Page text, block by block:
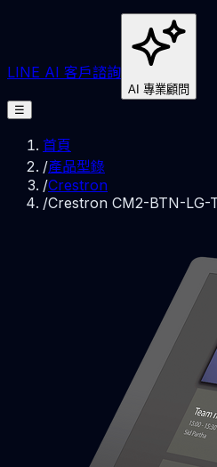
LINE AI 客戶諮詢
AI 專業顧問
☰
首頁
/產品型錄
/Crestron
/Crestron CM2-BTN-LG-